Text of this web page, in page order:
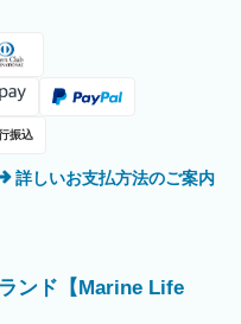
振込
詳しいお支払方法のご案内
ンド【Marine Life